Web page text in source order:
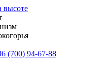
(700) 94-67-88